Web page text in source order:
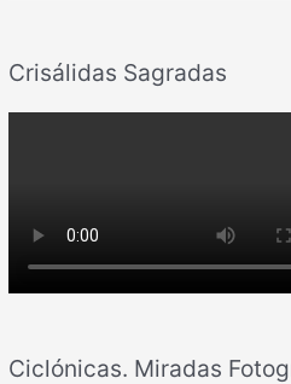
Crisálidas Sagradas
Ciclónicas. Miradas